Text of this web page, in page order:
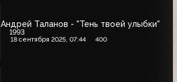
Андрей Таланов - "Тень твоей улыбки"
1993
18 сентября 2025, 07:44 400